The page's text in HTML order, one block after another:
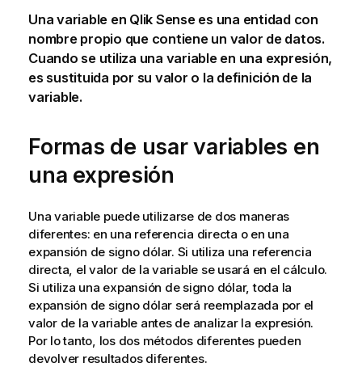
Una variable en Qlik Sensees una entidad con
nombre propio que contiene un valor de datos.
Cuando se utiliza una variable en una expresión,
es sustituida por su valor o la definición de la
variable.
Formas de usar variables en
una expresión
Una variable puede utilizarse de dos maneras
diferentes: en una referencia directa o en una
expansión de signo dólar. Si utiliza una referencia
directa, el valor de la variable se usará en el cálculo.
Si utiliza una expansión de signo dólar, toda la
expansión de signo dólar será reemplazada por el
valor de la variable antes de analizar la expresión.
Por lo tanto, los dos métodos diferentes pueden
devolver resultados diferentes.